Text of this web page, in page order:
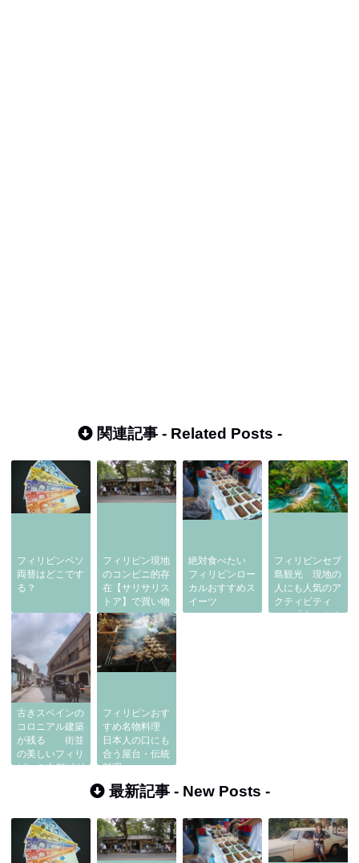
関連記事 - Related Posts -
フィリピンペソ
両替はどこです
る？
フィリピン現地
のコンビニ的存
在【サリサリス
トア】で買い物
絶対食べたい
フィリピンロー
カルおすすめス
イーツ
フィリピンセブ
島観光 現地の
人にも人気のア
クティビティ
ー 「キャニオ
古きスペインの
コロニアル建築
が残る 街並
の美しいフィリ
ピンの古都ビガ
フィリピンおす
すめ名物料理
日本人の口にも
合う屋台・伝統
料理
最新記事 - New Posts -